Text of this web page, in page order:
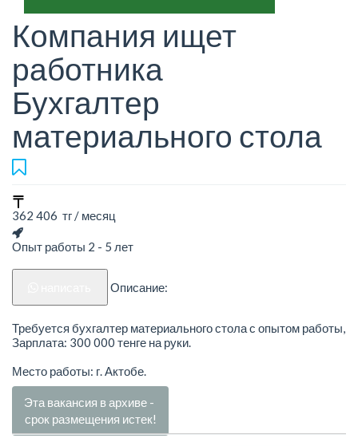
Компания ищет
работника
Бухгалтер
материального стола
362 406 тг / месяц
Опыт работы 2 - 5 лет
Описание:
Требуется бухгалтер материального стола с опытом работы,
Зарплата: 300 000 тенге на руки.
Место работы: г. Актобе.
Эта вакансия в архиве -
срок размещения истек!